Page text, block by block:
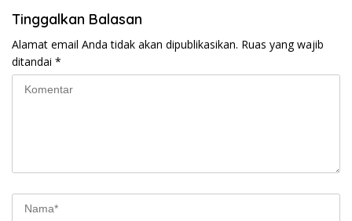
Tinggalkan Balasan
Alamat email Anda tidak akan dipublikasikan. Ruas yang wajib
ditandai *